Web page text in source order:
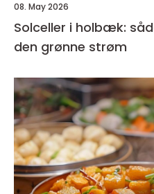
08. May 2026
Solceller i holbæk:
den grønne strøm